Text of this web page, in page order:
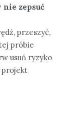
nie zepsuć
przeszyć,
próbie
usuń ryzyko
projekt